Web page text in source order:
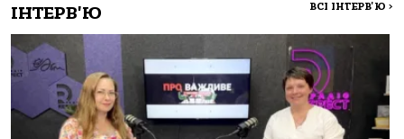
ІНТЕРВ'Ю ВСІ ІНТЕРВ'Ю >